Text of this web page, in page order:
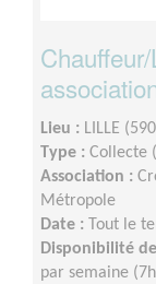
Lieu : LILLE
Type : Collecte
Association :
Métropole
Date : Tout le
Disponibilité
par semaine